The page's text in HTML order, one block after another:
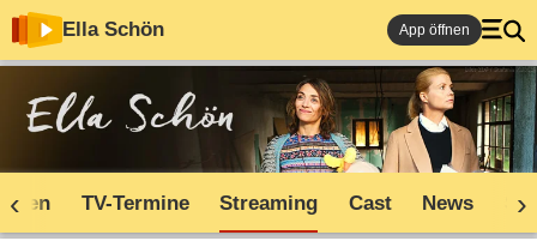
Ella Schön App öffnen
TV-Termine Streaming Cast News